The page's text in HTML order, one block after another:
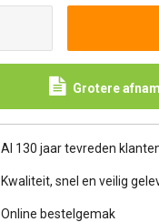
Grotere
Al 130 jaar tevreden
Kwaliteit, snel en veilig
Online bestelgemak